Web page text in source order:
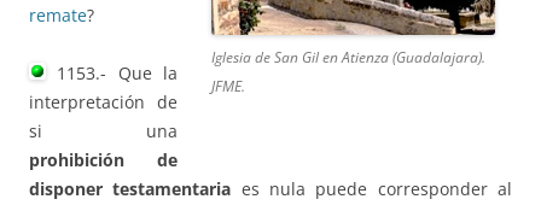
Iglesia de San Gil en Atienza (Guadalajara).
JFME.
remate?
1153.- Que la
interpretación de
si una
prohibición de
disponer testamentaria es nula puede corresponder al